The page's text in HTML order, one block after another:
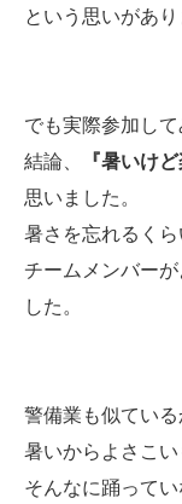
という思いがあり
でも実際参加して
結論、
『暑いけ
思いました。
暑さを忘れるくら
チームメンバー
した。
警備業も似ている
暑いからよさこい
そんなに踊ってい